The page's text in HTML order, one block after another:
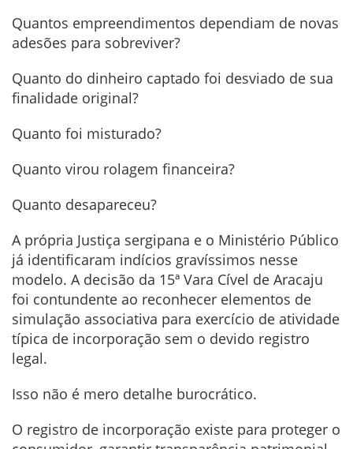
Quantos empreendimentos dependiam de novas
adesões para sobreviver?
Quanto do dinheiro captado foi desviado de sua
finalidade original?
Quanto foi misturado?
Quanto virou rolagem financeira?
Quanto desapareceu?
A própria Justiça sergipana e o Ministério Público
já identificaram indícios gravíssimos nesse
modelo. A decisão da 15ª Vara Cível de Aracaju
foi contundente ao reconhecer elementos de
simulação associativa para exercício de atividade
típica de incorporação sem o devido registro
legal.
Isso não é mero detalhe burocrático.
O registro de incorporação existe para proteger o